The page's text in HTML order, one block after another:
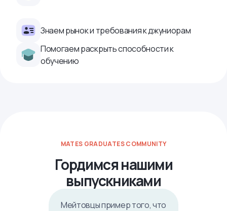
Знаем рынок и требования к джуниорам
Помогаем раскрыть способности к
обучению
MATES GRADUATES COMMUNITY
Гордимся нашими
выпускниками
Мейтовцы пример того, что